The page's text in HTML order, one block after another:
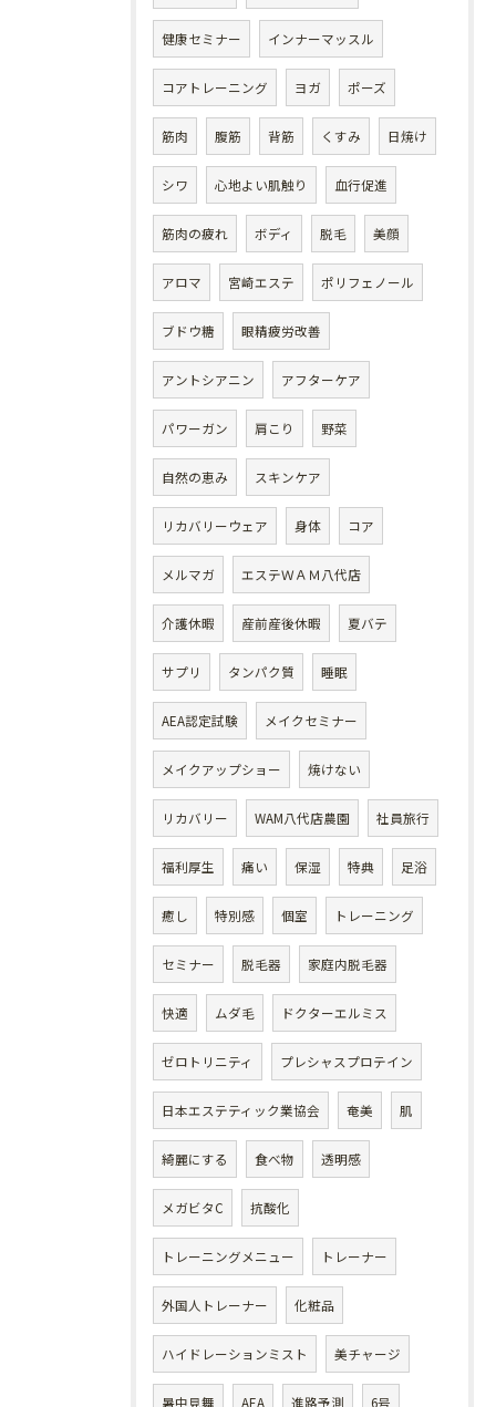
健康セミナー インナーマッスル
コアトレーニング ヨガ ポーズ
筋肉 腹筋 背筋 くすみ 日焼け
シワ 心地よい肌触り 血行促進
筋肉の疲れ ボディ 脱毛 美顔
アロマ 宮崎エステ ポリフェノール
ブドウ糖 眼精疲労改善
アントシアニン アフターケア
パワーガン 肩こり 野菜
自然の恵み スキンケア
リカバリーウェア 身体 コア
メルマガ エステＷＡＭ八代店
介護休暇 産前産後休暇 夏バテ
サプリ タンパク質 睡眠
AEA認定試験 メイクセミナー
メイクアップショー 焼けない
リカバリー WAM八代店農園 社員旅行
福利厚生 痛い 保湿 特典 足浴
癒し 特別感 個室 トレーニング
セミナー 脱毛器 家庭内脱毛器
快適 ムダ毛 ドクターエルミス
ゼロトリニティ プレシャスプロテイン
日本エステティック業協会 奄美 肌
綺麗にする 食べ物 透明感
メガビタC 抗酸化
トレーニングメニュー トレーナー
外国人トレーナー 化粧品
ハイドレーションミスト 美チャージ
暑中見舞 AEA 進路予測 6号